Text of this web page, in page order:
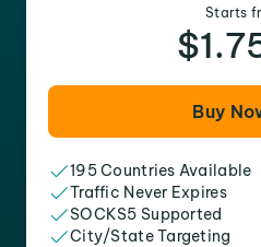
Starts
Buy
195 Countries Available
Traffic Never Expires
SOCKS5 Supported
City/State Targeting